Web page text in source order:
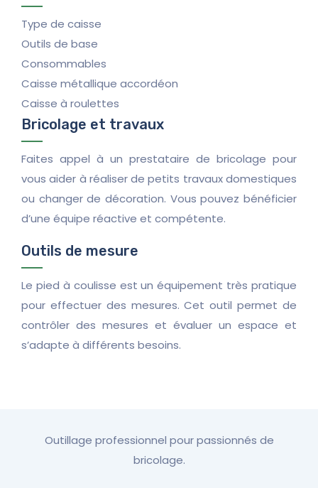
Type de caisse
Outils de base
Consommables
Caisse métallique accordéon
Caisse à roulettes
Bricolage et travaux
Faites appel à un prestataire de bricolage pour
vous aider à réaliser de petits travaux domestiques
ou changer de décoration. Vous pouvez bénéficier
d’une équipe réactive et compétente.
Outils de mesure
Le pied à coulisse est un équipement très pratique
pour effectuer des mesures. Cet outil permet de
contrôler des mesures et évaluer un espace et
s’adapte à différents besoins.
Outillage professionnel pour passionnés de
bricolage.